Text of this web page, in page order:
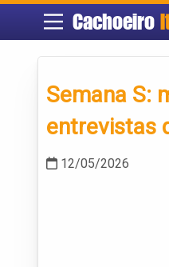
Cachoeiro
Semana S:
entrevistas
12/05/2026